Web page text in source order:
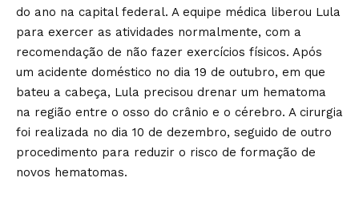
do ano na capital federal. A equipe médica liberou Lula
para exercer as atividades normalmente, com a
recomendação de não fazer exercícios físicos. Após
um acidente doméstico no dia 19 de outubro, em que
bateu a cabeça, Lula precisou drenar um hematoma
na região entre o osso do crânio e o cérebro. A cirurgia
foi realizada no dia 10 de dezembro, seguido de outro
procedimento para reduzir o risco de formação de
novos hematomas.